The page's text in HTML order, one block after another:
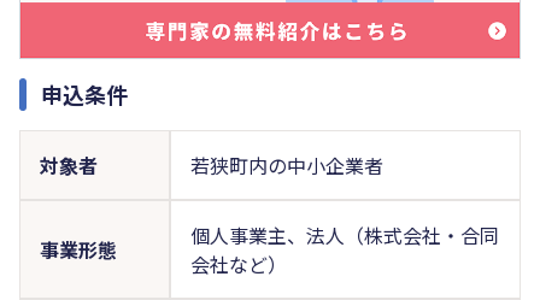
申込条件
対象者 若狭町内の中小企業者
事業形態
個人事業主、法人（株式会社・合同
会社など）